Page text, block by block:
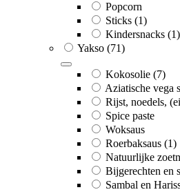
Popcorn
Sticks (1)
Kindersnacks (1)
Yakso (71)
Kokosolie (7)
Aziatische vega
Rijst, noedels,
Spice paste
Woksaus
Roerbaksaus (1)
Natuurlijke
Bijgerechten en
Sambal en